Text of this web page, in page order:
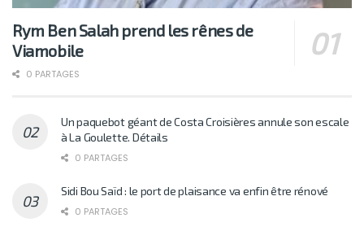
Rym Ben Salah prend les rênes de
Viamobile
0 PARTAGES
Un paquebot géant de Costa Croisières annule son escale
à La Goulette. Détails
0 PARTAGES
Sidi Bou Saïd : le port de plaisance va enfin être rénové
0 PARTAGES